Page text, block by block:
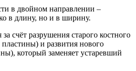
в двойном направлении –
в длину, но и в ширину.
счёт разрушения старого костного
и развития нового
который заменяет устаревший